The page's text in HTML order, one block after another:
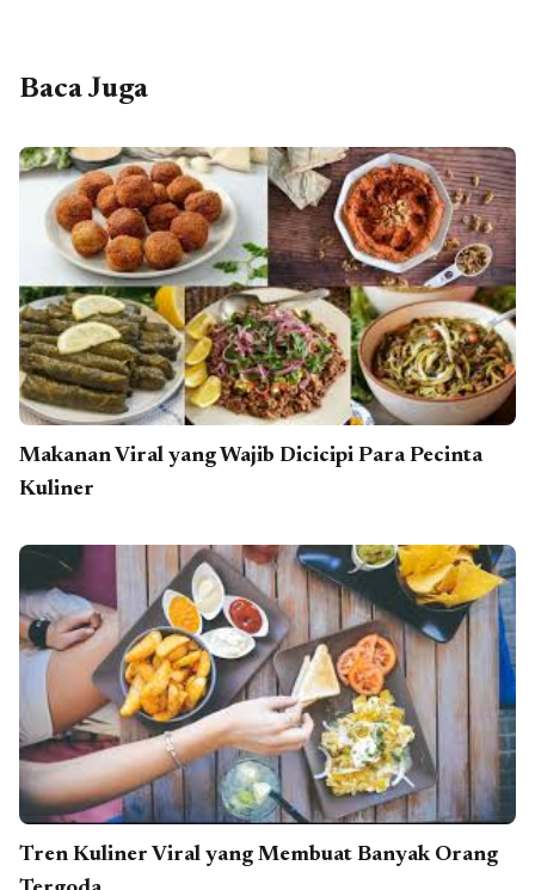
Baca Juga
Makanan Viral yang Wajib Dicicipi Para Pecinta
Kuliner
Tren Kuliner Viral yang Membuat Banyak Orang